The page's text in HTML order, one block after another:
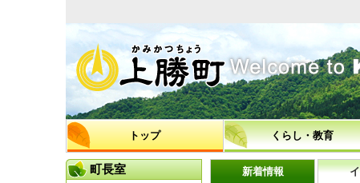
上勝町
トップ くらし・教育
新着情報
町長室